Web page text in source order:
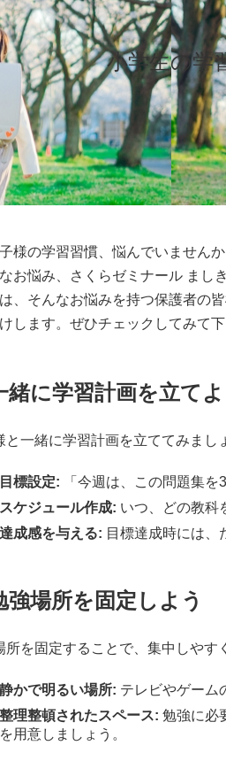
小学生の学
様の学習習慣、悩んでいませんか
お悩み、さくらゼミナール まし
、そんなお悩みを持つ保護者の
します。ぜひチェックしてみて下
緒に学習計画を立てよ
と一緒に学習計画を立ててみまし
目標設定: 「今週は、この問題集を
スケジュール作成: いつ、どの教科
達成感を与える: 目標達成時には、
強場所を固定しよう
所を固定することで、集中しやす
静かで明るい場所: テレビやゲーム
整理整頓されたスペース: 勉強に必
を用意しましょう。